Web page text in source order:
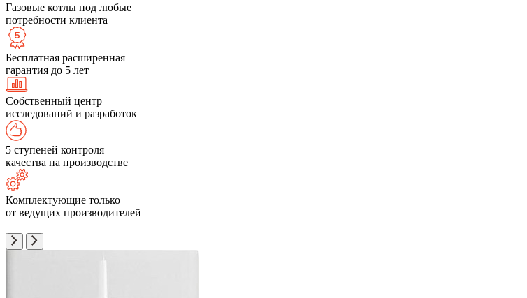
Газовые котлы под любые
потребности клиента
Бесплатная расширенная
гарантия до 5 лет
Собственный центр
исследований и разработок
5 ступеней контроля
качества на производстве
Комплектующие только
от ведущих производителей